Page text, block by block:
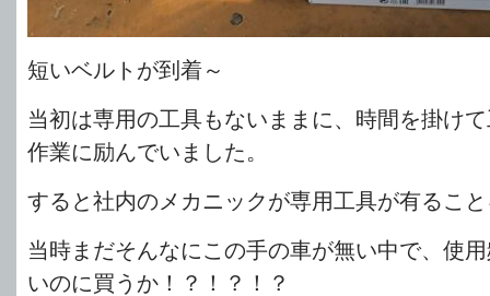
短いベルトが到着～
当初は専用の工具もないままに、時間を掛け
作業に励んでいました。
すると社内のメカニックが専用工具が有るこ
当時まだそんなにこの手の車が無い中で、使
いのに買うか！？！？！？